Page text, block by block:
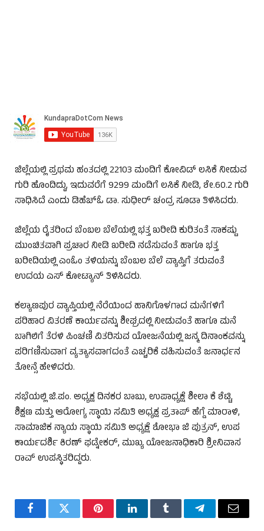
ಜಿಲ್ಲೆಯಲ್ಲಿ ಪ್ರಥಮ ಹಂತದಲ್ಲಿ 22103 ಮಂದಿಗೆ ಕೋವಿಡ್ ಲಸಿಕೆ ನೀಡುವ
ಗುರಿ ಹೊಂದಿದ್ದು, ಇದುವರೆಗೆ 9299 ಮಂದಿಗೆ ಲಸಿಕೆ ನೀಡಿ, ಶೇ.60.2 ಗುರಿ
ಸಾಧಿಸಿದೆ ಎಂದು ಡಿಹೆಚ್‌ಓ ಡಾ. ಸುಧೀರ್ ಚಂದ್ರ ಸೂಡಾ ತಿಳಿಸಿದರು.
ಜಿಲ್ಲೆಯ ರೈತರಿಂದ ಬೆಂಬಲ ಬೆಲೆಯಲ್ಲಿ ಭತ್ತ ಖರೀದಿ ಕುರಿತಂತೆ ಸಾಕಷ್ಟು
ಮುಂಚಿತವಾಗಿ ಪ್ರಚಾರ ನೀಡಿ ಖರೀದಿ ನಡೆಸುವಂತೆ ಹಾಗೂ ಭತ್ತ
ಖರೀದಿಯಲ್ಲಿ ಎಂಓಂ ತಳಿಯನ್ನು ಬೆಂಬಲ ಬೆಲೆ ವ್ಯಾಪ್ತಿಗೆ ತರುವಂತೆ
ಉದಯ ಎಸ್ ಕೋಟ್ಯಾನ್ ತಿಳಿಸಿದರು.
ಕಲ್ಯಾಣಪುರ ವ್ಯಾಪ್ತಿಯಲ್ಲಿ ನೆರೆಯಿಂದ ಹಾನಿಗೊಳಗಾದ ಮನೆಗಳಿಗೆ
ಪರಿಹಾರ ವಿತರಣೆ ಕಾರ್ಯವನ್ನು ಶೀಘ್ರದಲ್ಲಿ ನೀಡುವಂತೆ ಹಾಗೂ ಮನೆ
ಬಾಗಿಲಿಗೆ ತೆರಳಿ ಪಿಂಚಣಿ ವಿತರಿಸುವ ಯೋಜನೆಯಲ್ಲಿ ಜನ್ಮ ದಿನಾಂಕವನ್ನು
ಪರಿಗಣಿಸುವಾಗ ವ್ಯತ್ಯಾಸವಾಗದಂತೆ ಎಚ್ಚರಿಕೆ ವಹಿಸುವಂತೆ ಜನಾರ್ಧನ
ತೋನ್ಸೆ ಹೇಳಿದರು.
ಸಭೆಯಲ್ಲಿ ಜಿ.ಪಂ. ಅಧ್ಯಕ್ಷ ದಿನಕರ ಬಾಬು, ಉಪಾಧ್ಯಕ್ಷೆ ಶೀಲಾ ಕೆ ಶೆಟ್ಟಿ,
ಶಿಕ್ಷಣ ಮತ್ತು ಆರೋಗ್ಯ ಸ್ಥಾಯಿ ಸಮಿತಿ ಅಧ್ಯಕ್ಷ ಪ್ರತಾಪ್ ಹೆಗ್ಡೆ ಮಾರಾಳಿ,
ಸಾಮಾಜಿಕ ನ್ಯಾಯ ಸ್ಥಾಯಿ ಸಮಿತಿ ಅಧ್ಯಕ್ಷೆ ಶೋಭಾ ಜಿ ಪುತ್ರನ್, ಉಪ
ಕಾರ್ಯದರ್ಶಿ ಕಿರಣ್ ಫಡ್ನೇಕರ್, ಮುಖ್ಯ ಯೋಜನಾಧಿಕಾರಿ ಶ್ರೀನಿವಾಸ
ರಾವ್ ಉಪಸ್ಥಿತರಿದ್ದರು.
FacebookTwitter PinterestLinkedInTumblr TelegramEmail